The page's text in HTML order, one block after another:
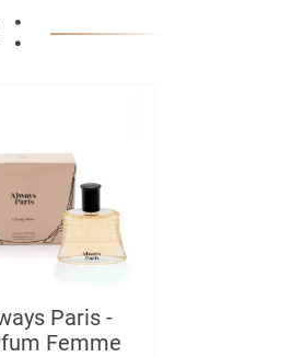
Paris -
Femme